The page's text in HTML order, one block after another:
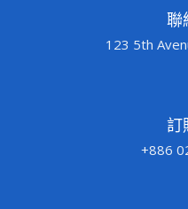
聯
123 5th
訂
+886